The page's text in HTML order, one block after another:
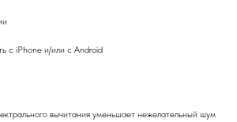
с iPhone и/или с Android
вычитания уменьшает нежелательный шум